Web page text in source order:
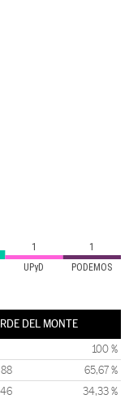
UPyD PODEMOS
1 1
DEL MONTE
100 %
88 65,67 %
46 34,33 %